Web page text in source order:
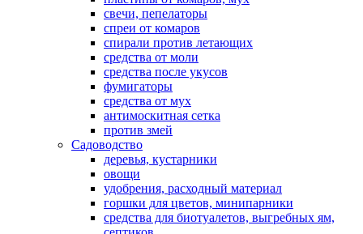
свечи, пепелаторы
спреи от комаров
спирали против летающих
средства от моли
средства после укусов
фумигаторы
средства от мух
антимоскитная сетка
против змей
Садоводство
деревья, кустарники
овощи
удобрения, расходный материал
горшки для цветов, минипарники
средства для биотуалетов, выгребных ям,